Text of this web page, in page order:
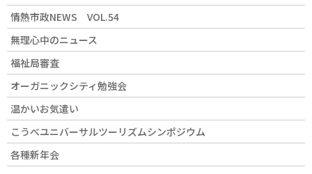
情熱市政NEWS VOL.54
無理心中のニュース
福祉局審査
オーガニックシティ勉強会
温かいお気遣い
こうべユニバーサルツーリズムシンポジウム
各種新年会